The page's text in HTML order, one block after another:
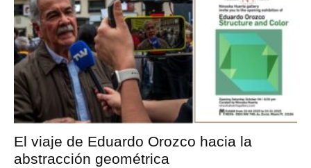
El viaje de Eduardo Orozco hacia la
abstracción geométrica